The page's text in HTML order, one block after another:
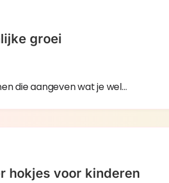
groei
die aangeven wat je wel…
hokjes voor kinderen